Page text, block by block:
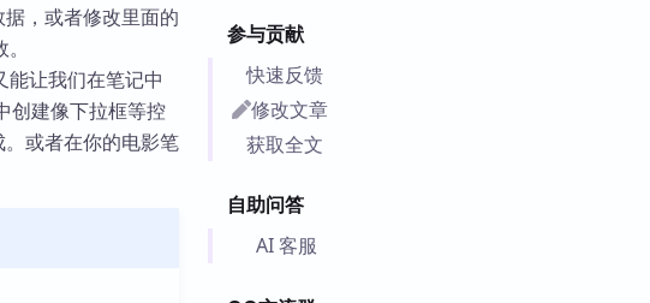
参与贡献
快速反馈
修改文章
获取全文
自助问答
AI 客服
，或者修改里面的
让我们在笔记中
创建像下拉框等控
或者在你的电影笔